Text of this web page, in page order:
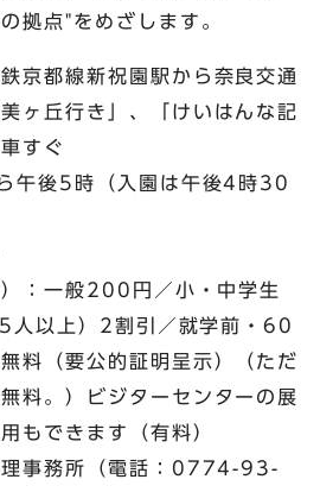
拠点"をめざします。
京都線新祝園駅から奈良交通
ヶ丘行き」、「けいはんな記
すぐ
午後5時（入園は午後4時30
：一般200円／小・中学生
人以上）2割引／就学前・60
料（要公的証明呈示）（ただ
料。）ビジターセンターの展
もできます（有料）
理事務所（電話：0774-93-